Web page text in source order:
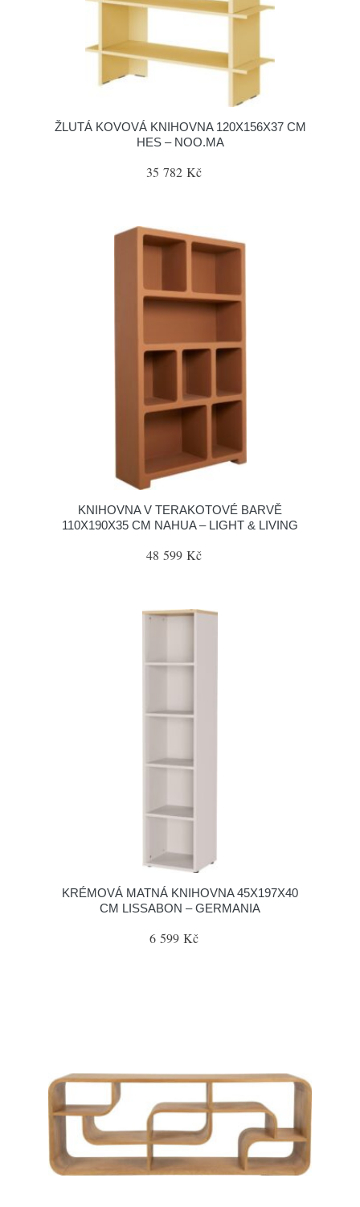
ŽLUTÁ KOVOVÁ KNIHOVNA 120X156X37 CM
HES – NOO.MA
35 782 Kč
KNIHOVNA V TERAKOTOVÉ BARVĚ
110X190X35 CM NAHUA – LIGHT & LIVING
48 599 Kč
KRÉMOVÁ MATNÁ KNIHOVNA 45X197X40
CM LISSABON – GERMANIA
6 599 Kč